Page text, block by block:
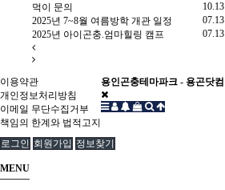
10.13
먹이 문의
07.13
2025년 7~8월 여름방학 개관 일정
07.13
2025년 아이곤충.엄마힐링 캠프
이용약관
개인정보처리방침
이메일 무단수집거부
책임의 한계와 법적고지
용인곤충테마파크 - 용곤닷컴
로그인 회원가입 정보찾기
MENU